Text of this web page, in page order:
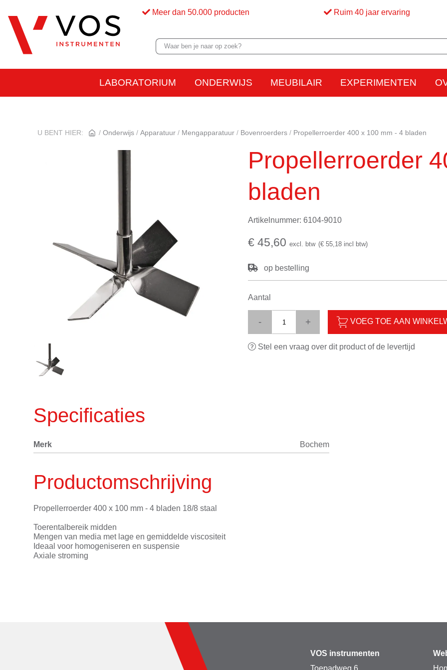
Meer dan 50.000 producten Ruim 40 jaar ervaring
LABORATORIUM ONDERWIJS MEUBILAIR EXPERIMENTEN
U BENT HIER: Onderwijs Apparatuur Mengapparatuur Bovenroerders Propellerroerder 400 x 100 mm - 4 bladen
Propellerroerder
bladen
Artikelnummer: 6104-9010
€ 45,60 excl. btw (€ 55,18 incl btw)
op bestelling
Aantal
- + VOEG TOE AAN
Stel een vraag over dit product of de levertijd
Specificaties
Merk Bochem
Productomschrijving
Propellerroerder 400 x 100 mm - 4 bladen 18/8 staal
Toerentalbereik midden
Mengen van media met lage en gemiddelde viscositeit
Ideaal voor homogeniseren en suspensie
Axiale stroming
VOS instrumenten